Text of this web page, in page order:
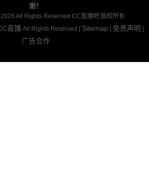
谢！
All Rights Reserved CC直播吧 版权所有
直播 All Rights Reserved | Sitemap 免责声明
广告合作